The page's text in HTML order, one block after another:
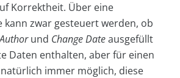
Korrektheit. Über eine
kann zwar gesteuert werden, ob
Authorund Change Dateausgefüllt
Daten enthalten, aber für einen
immer möglich, diese